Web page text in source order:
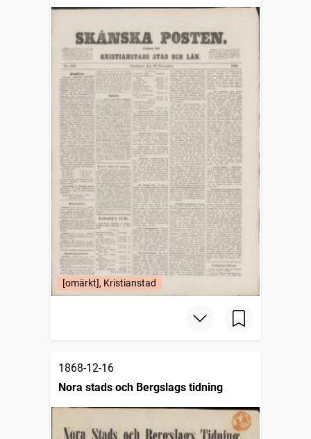
[omärkt], Kristianstad
1868-12-16
Nora stads och Bergslags tidning